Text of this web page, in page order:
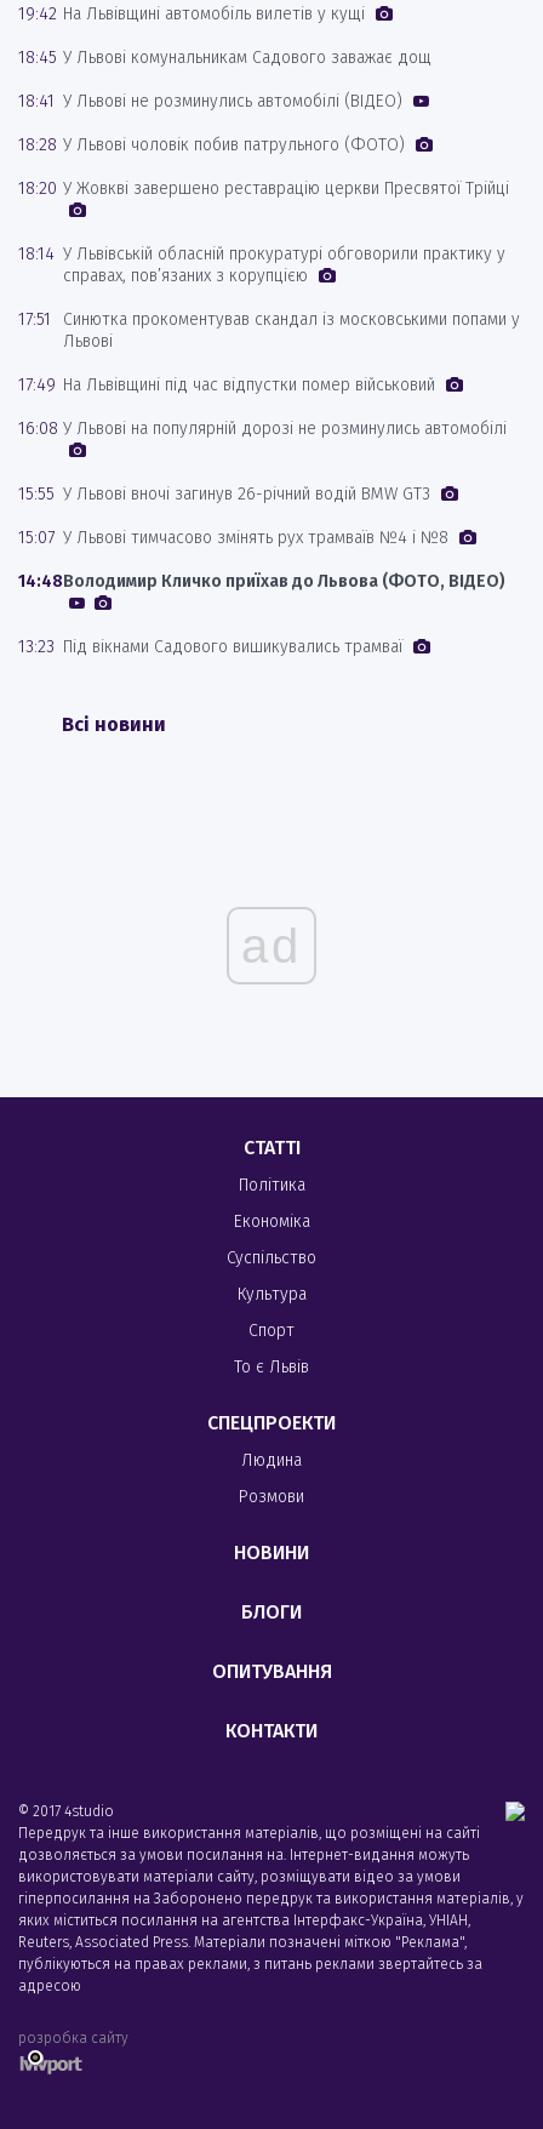
19:42 На Львівщині автомобіль вилетів у кущі
18:45 У Львові комунальникам Садового заважає дощ
18:41 У Львові не розминулись автомобілі (ВІДЕО)
18:28 У Львові чоловік побив патрульного (ФОТО)
18:20 У Жовкві завершено реставрацію церкви Пресвятої Трійці
18:14 У Львівській обласній прокуратурі обговорили практику у
справах, пов’язаних з корупцією
17:51
Синютка прокоментував скандал із московськими попами у
Львові
17:49 На Львівщині під час відпустки помер військовий
16:08 У Львові на популярній дорозі не розминулись автомобілі
15:55 У Львові вночі загинув 26-річний водій BMW GT3
15:07 У Львові тимчасово змінять рух трамваїв №4 і №8
14:48Володимир Кличко приїхав до Львова (ФОТО, ВІДЕО)
13:23 Під вікнами Садового вишикувались трамваї
Всі новини
ad
СТАТТІ
Політика
Економіка
Суспільство
Культура
Спорт
То є Львів
СПЕЦПРОЕКТИ
Людина
Розмови
НОВИНИ
БЛОГИ
ОПИТУВАННЯ
КОНТАКТИ
© 2017 4studio
Передрук та інше використання матеріалів, що розміщені на сайті
дозволяється за умови посилання на. Інтернет-видання можуть
використовувати матеріали сайту, розміщувати відео за умови
гіперпосилання на Заборонено передрук та використання матеріалів, у
яких міститься посилання на агентства Iнтерфакс-Україна, УНIАН,
Reuters, Associated Press. Матеріали позначені міткою "Реклама",
публікуються на правах реклами, з питань реклами звертайтесь за
адресою
розробка сайту